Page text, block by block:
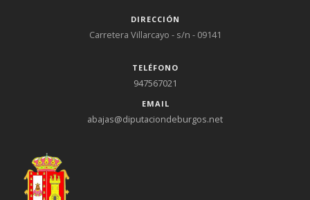
DIRECCIÓN
Carretera Villarcayo - s/n - 09141
TELÉFONO
947567021
EMAIL
abajas@diputaciondeburgos.net